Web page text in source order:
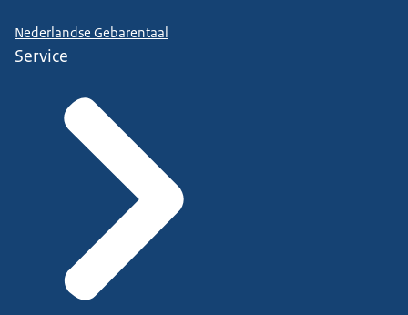
Nederlandse Gebarentaal
Service